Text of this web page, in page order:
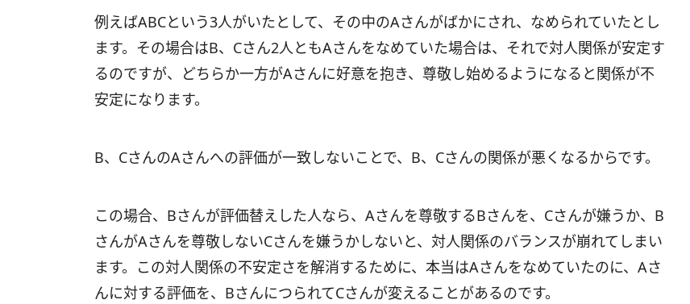
例えばABCという3人がいたとして、その中のAさんがばかにされ、なめられていたとし
ます。その場合はB、Cさん2人ともAさんをなめていた場合は、それで対人関係が安定す
るのですが、どちらか一方がAさんに好意を抱き、尊敬し始めるようになると関係が不
安定になります。
B、CさんのAさんへの評価が一致しないことで、B、Cさんの関係が悪くなるからです。
この場合、Bさんが評価替えした人なら、Aさんを尊敬するBさんを、Cさんが嫌うか、B
さんがAさんを尊敬しないCさんを嫌うかしないと、対人関係のバランスが崩れてしまい
ます。この対人関係の不安定さを解消するために、本当はAさんをなめていたのに、Aさ
んに対する評価を、BさんにつられてCさんが変えることがあるのです。